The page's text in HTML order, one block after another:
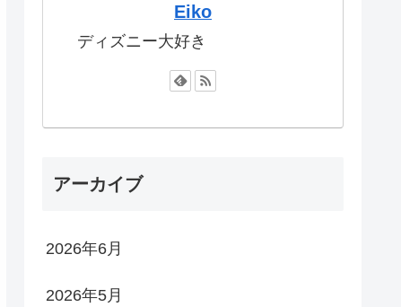
Eiko
ディズニー大好き
アーカイブ
2026年6月
2026年5月